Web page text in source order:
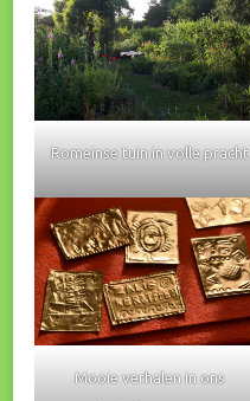
Romeinse tuin in volle pracht
Mooie verhalen in ons